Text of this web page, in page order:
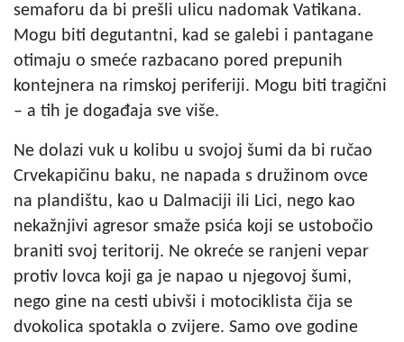
semaforu da bi prešli ulicu nadomak Vatikana.
Mogu biti degutantni, kad se galebi i pantagane
otimaju o smeće razbacano pored prepunih
kontejnera na rimskoj periferiji. Mogu biti tragični
– a tih je događaja sve više.
Ne dolazi vuk u kolibu u svojoj šumi da bi ručao
Crvekapičinu baku, ne napada s družinom ovce
na plandištu, kao u Dalmaciji ili Lici, nego kao
nekažnjivi agresor smaže psića koji se ustobočio
braniti svoj teritorij. Ne okreće se ranjeni vepar
protiv lovca koji ga je napao u njegovoj šumi,
nego gine na cesti ubivši i motociklista čija se
dvokolica spotakla o zvijere. Samo ove godine